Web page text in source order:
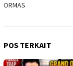
ORMAS
POS TERKAIT